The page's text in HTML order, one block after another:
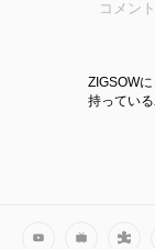
ZIGSOWに
持ってい